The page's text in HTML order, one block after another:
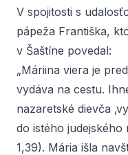
V spojitosti s
pápeža Františka,
v Šaštíne povedal:
„Máriina viera je
vydáva na cestu.
nazaretské dievča
do istého judejského
1,39). Mária išla